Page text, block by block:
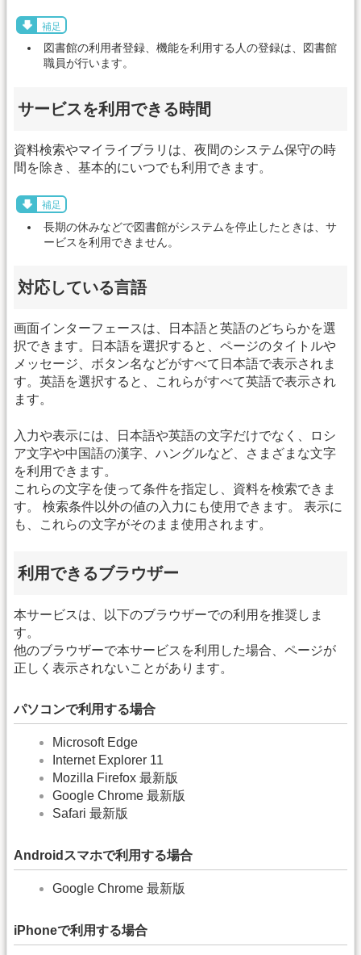
補足
図書館の利用者登録、機能を利用する人の登録は、図書館
職員が行います。
サービスを利用できる時間
資料検索やマイライブラリは、夜間のシステム保守の時
間を除き、基本的にいつでも利用できます。
補足
長期の休みなどで図書館がシステムを停止したときは、サ
ービスを利用できません。
対応している言語
画面インターフェースは、日本語と英語のどちらかを選
択できます。日本語を選択すると、ページのタイトルや
メッセージ、ボタン名などがすべて日本語で表示されま
す。英語を選択すると、これらがすべて英語で表示され
ます。
入力や表示には、日本語や英語の文字だけでなく、ロシ
ア文字や中国語の漢字、ハングルなど、さまざまな文字
を利用できます。
これらの文字を使って条件を指定し、資料を検索できま
す。 検索条件以外の値の入力にも使用できます。 表示に
も、これらの文字がそのまま使用されます。
利用できるブラウザー
本サービスは、以下のブラウザーでの利用を推奨しま
す。
他のブラウザーで本サービスを利用した場合、ページが
正しく表示されないことがあります。
パソコンで利用する場合
Microsoft Edge
Internet Explorer 11
Mozilla Firefox 最新版
Google Chrome 最新版
Safari 最新版
Androidスマホで利用する場合
Google Chrome 最新版
iPhoneで利用する場合